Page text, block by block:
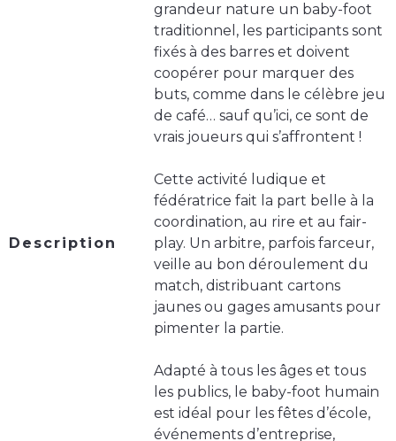
Description
grandeur nature un baby-foot
traditionnel, les participants sont
fixés à des barres et doivent
coopérer pour marquer des
buts, comme dans le célèbre jeu
de café… sauf qu’ici, ce sont de
vrais joueurs qui s’affrontent !
Cette activité ludique et
fédératrice fait la part belle à la
coordination, au rire et au fair-
play. Un arbitre, parfois farceur,
veille au bon déroulement du
match, distribuant cartons
jaunes ou gages amusants pour
pimenter la partie.
Adapté à tous les âges et tous
les publics, le baby-foot humain
est idéal pour les fêtes d’école,
événements d’entreprise,